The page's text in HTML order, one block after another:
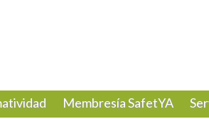
Membresía SafetYA